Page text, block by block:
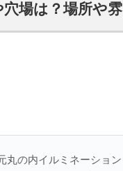
場は？場所や
丸の内イルミネーション